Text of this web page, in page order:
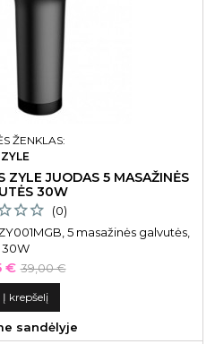
ŽENKLAS:
ZYLE
ZYLE JUODAS 5 MASAŽINĖS
30W
(0)
5 masažinės galvutės,
30W
€ Bazinė
kaina
39,00 €
Į krepšelį
sandėlyje